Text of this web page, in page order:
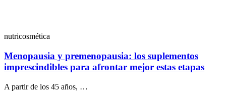
nutricosmética
Menopausia y premenopausia: los suplementos
imprescindibles para afrontar mejor estas etapas
A partir de los 45 años, …